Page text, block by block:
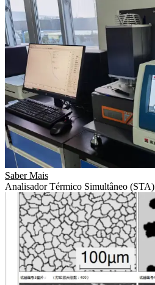
Saber Mais
Analisador Térmico Simultâneo (STA)